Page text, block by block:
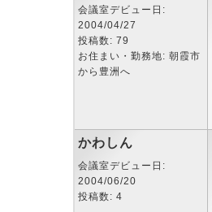
会議室デビュー日:
2004/04/27
投稿数: 79
お住まい・勤務地: 朝霞市
から豊洲へ
かわしん
会議室デビュー日:
2004/06/20
投稿数: 4